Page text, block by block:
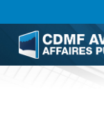
to
main
content